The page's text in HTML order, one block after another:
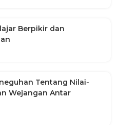
Berpikir dan
Tentang Nilai-
Wejangan Antar